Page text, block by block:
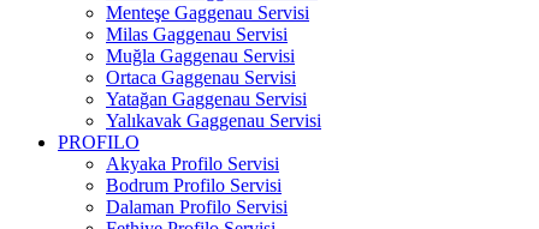
Menteşe Gaggenau Servisi
Milas Gaggenau Servisi
Muğla Gaggenau Servisi
Ortaca Gaggenau Servisi
Yatağan Gaggenau Servisi
Yalıkavak Gaggenau Servisi
PROFILO
Akyaka Profilo Servisi
Bodrum Profilo Servisi
Dalaman Profilo Servisi